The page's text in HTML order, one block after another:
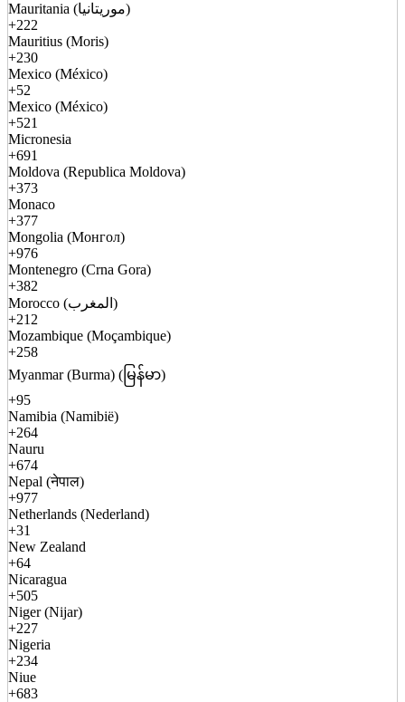
Mauritania (موريتانيا)
+222
Mauritius (Moris)
+230
Mexico (México)
+52
Mexico (México)
+521
Micronesia
+691
Moldova (Republica Moldova)
+373
Monaco
+377
Mongolia (Монгол)
+976
Montenegro (Crna Gora)
+382
Morocco (المغرب)
+212
Mozambique (Moçambique)
+258
Myanmar (Burma) (မြန်မာ)
+95
Namibia (Namibië)
+264
Nauru
+674
Nepal (नेपाल)
+977
Netherlands (Nederland)
+31
New Zealand
+64
Nicaragua
+505
Niger (Nijar)
+227
Nigeria
+234
Niue
+683